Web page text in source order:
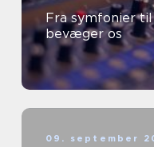
Fra symfonier
bevæger os
09. september